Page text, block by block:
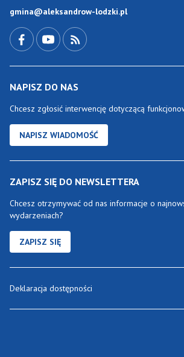
gmina@aleksandrow-lodzki.pl
NAPISZ DO NAS
Chcesz zgłosić interwencję dotyczącą
NAPISZ WIADOMOŚĆ
ZAPISZ SIĘ DO NEWSLETTERA
Chcesz otrzymywać od nas informacje o
wydarzeniach?
ZAPISZ SIĘ
Deklaracja dostępności